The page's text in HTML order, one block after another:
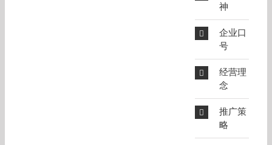
神
企业口
号
经营理
念
推广策
略